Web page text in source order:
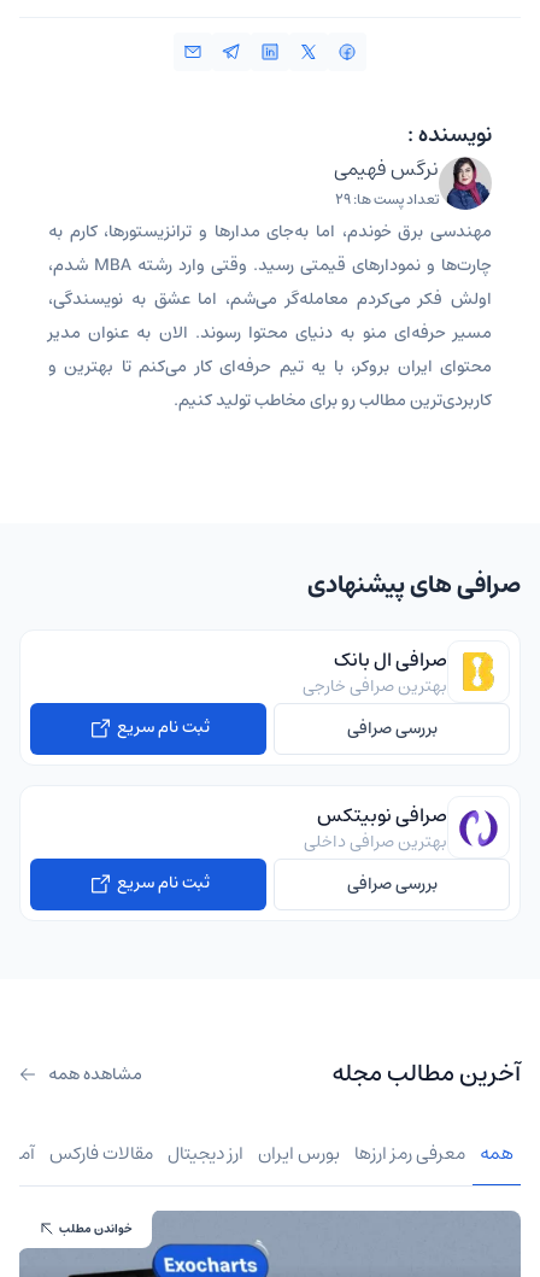
نویسنده :
نرگس فهیمی
تعداد پست ها: 29
مهندسی برق خوندم، اما به‌جای مدارها و ترانزیستورها، کارم به
چارت‌ها و نمودارهای قیمتی رسید. وقتی وارد رشته MBA شدم،
اولش فکر می‌کردم معامله‌گر می‌شم، اما عشق به نویسندگی،
مسیر حرفه‌ای منو به دنیای محتوا رسوند. الان به عنوان مدیر
محتوای ایران بروکر، با یه تیم حرفه‌ای کار می‌کنم تا بهترین و
کاربردی‌ترین مطالب رو برای مخاطب تولید کنیم.
صرافی های پیشنهادی
صرافی ال بانک
بهترین صرافی خارجی
بررسی صرافی
ثبت نام سریع
صرافی نوبیتکس
بهترین صرافی داخلی
بررسی صرافی
ثبت نام سریع
آخرین مطالب مجله مشاهده همه
همه معرفی رمز ارزها بورس ایران ارز دیجیتال مقالات فارکس
خواندن مطلب